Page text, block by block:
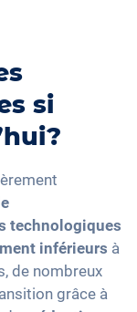
si
technologiques
inférieurs à
de nombreux
grâce à